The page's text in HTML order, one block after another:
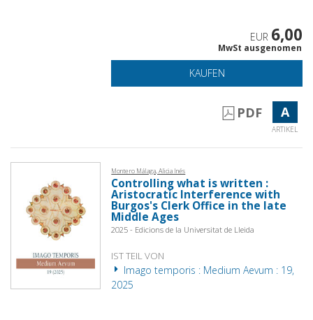
EUR 6,00
MwSt ausgenomen
KAUFEN
PDF A
ARTIKEL
Montero Málaga, Alicia Inés
Controlling what is written :
Aristocratic Interference with
Burgos's Clerk Office in the late
Middle Ages
2025 - Edicions de la Universitat de Lleida
IST TEIL VON
Imago temporis : Medium Aevum : 19,
2025